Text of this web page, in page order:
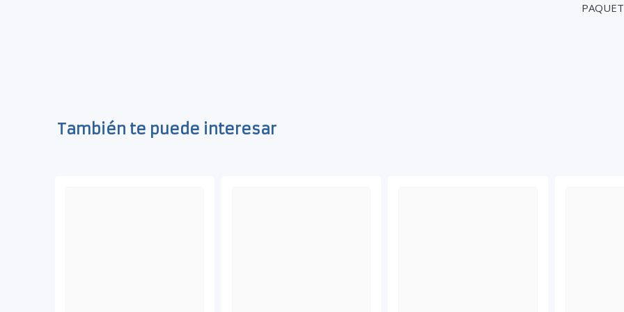
También te puede interesar